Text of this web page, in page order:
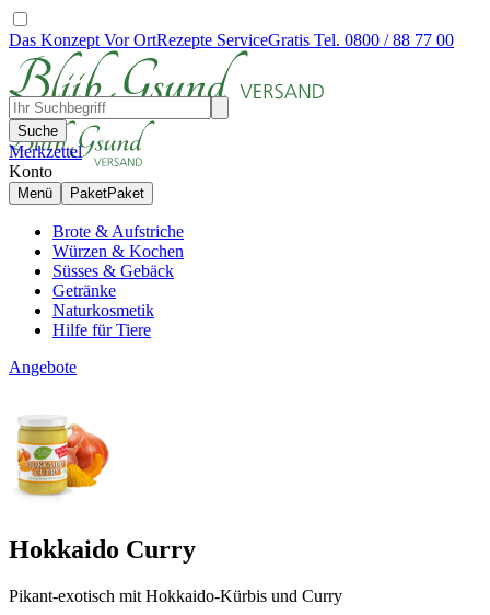
Das Konzept Vor OrtRezepte ServiceGratis Tel. 0800 / 88 77 00
Suche
Merkzettel
Konto
Menü PaketPaket
Brote & Aufstriche
Würzen & Kochen
Süsses & Gebäck
Getränke
Naturkosmetik
Hilfe für Tiere
Angebote
Hokkaido Curry
Pikant-exotisch mit Hokkaido-Kürbis und Curry